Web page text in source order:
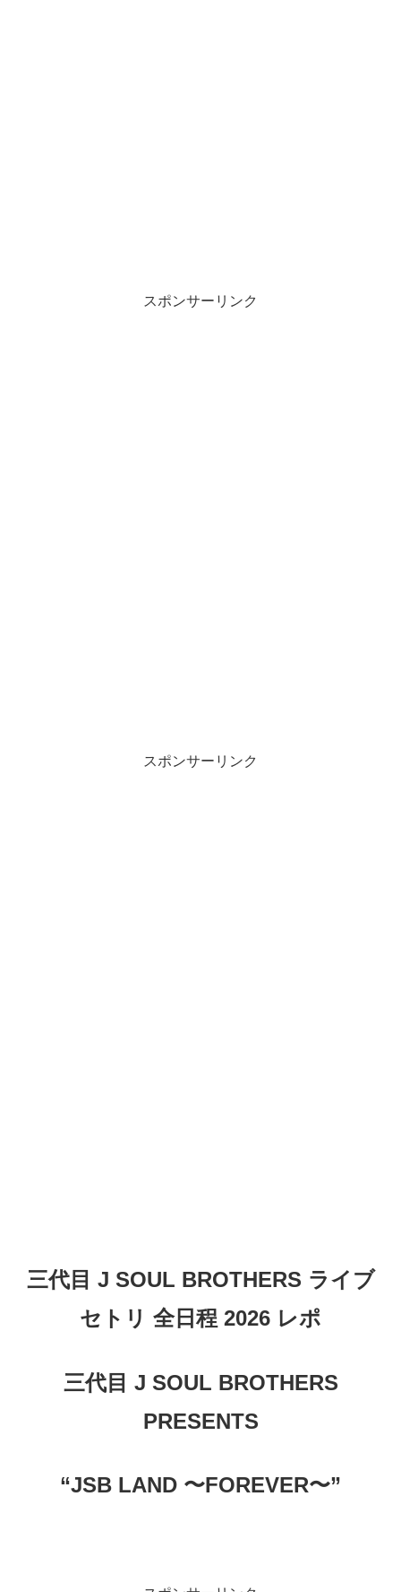
スポンサーリンク
スポンサーリンク
三代目 J SOUL BROTHERS ライブ
セトリ 全日程 2026 レポ
三代目 J SOUL BROTHERS
PRESENTS
“JSB LAND 〜FOREVER〜”